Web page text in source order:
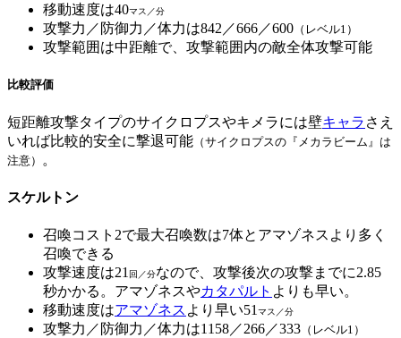
移動速度は40マス／分
攻撃力／防御力／体力は842／666／600 （レベル1）
攻撃範囲は中距離で、攻撃範囲内の敵全体攻撃可能
比較評価
短距離攻撃タイプのサイクロプスやキメラには壁キャラ さえ
いれば比較的安全に撃退可能 （サイクロプスの『メカラビーム』は
注意）
。
スケルトン
召喚コスト2で最大召喚数は7体とアマゾネスより多く
召喚できる
攻撃速度は21 回／分なので、攻撃後次の攻撃までに2.85
秒かかる。アマゾネスやカタパルト よりも早い。
移動速度はアマゾネス より早い51 マス／分
攻撃力／防御力／体力は1158／266／333 （レベル1）